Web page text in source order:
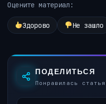
Оцените материал:
Здорово Не зашло
ПОДЕЛИТЬСЯ
Понравилась